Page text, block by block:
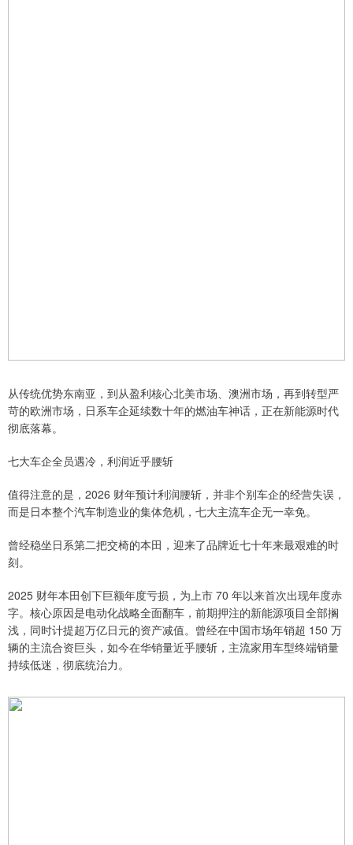
从传统优势东南亚，到从盈利核心北美市场、澳洲市场，再到转型严
苛的欧洲市场，日系车企延续数十年的燃油车神话，正在新能源时代
彻底落幕。
七大车企全员遇冷，利润近乎腰斩
值得注意的是，2026 财年预计利润腰斩，并非个别车企的经营失误，
而是日本整个汽车制造业的集体危机，七大主流车企无一幸免。
曾经稳坐日系第二把交椅的本田，迎来了品牌近七十年来最艰难的时
刻。
2025 财年本田创下巨额年度亏损，为上市 70 年以来首次出现年度赤
字。核心原因是电动化战略全面翻车，前期押注的新能源项目全部搁
浅，同时计提超万亿日元的资产减值。曾经在中国市场年销超 150 万
辆的主流合资巨头，如今在华销量近乎腰斩，主流家用车型终端销量
持续低迷，彻底统治力。